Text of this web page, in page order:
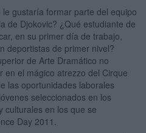
gustaría formar parte del equipo
de Djokovic? ¿Qué estudiante de
en su primer día de trabajo,
deportistas de primer nivel?
de Arte Dramático no
en el mágico atrezzo del Cirque
las oportunidades laborales
seleccionados en los
culturales en los que se
Day 2011.